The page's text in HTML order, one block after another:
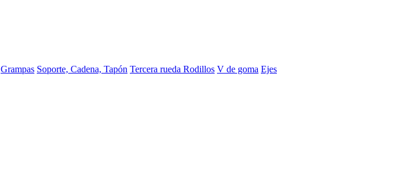
Grampas Soporte, Cadena, Tapón Tercera rueda Rodillos V de goma Ejes